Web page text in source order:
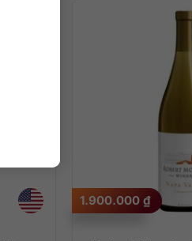
1.900.000 ₫